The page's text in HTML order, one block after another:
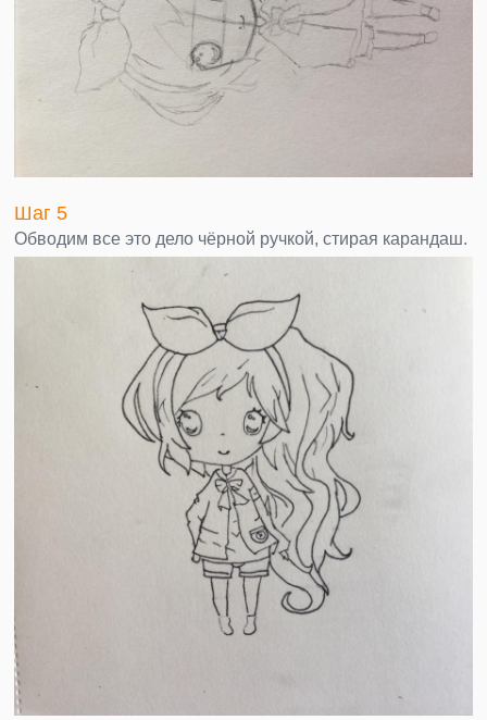
Шаг 5
Обводим все это дело чёрной ручкой, стирая карандаш.